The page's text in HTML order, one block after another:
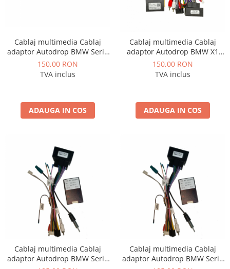
Porsche
Ssangyong
Daihatsu
Rame adaptoare Iveco
Rame adaptoare Smart
Rame adaptoare Land Rover
Cablaj multimedia Cablaj
adaptor Autodrop BMW Seria
3 E90, E91, E92 pentru
Navigatii multimedia
150,00 RON
TVA inclus
ADAUGA IN COS
Cablaj multimedia Cablaj
adaptor Autodrop BMW X1
E84 (2010-2015) pentru
Navigații multimedia Android
150,00 RON
TVA inclus
ADAUGA IN COS
Cablaj multimedia Cablaj
adaptor Autodrop BMW Seria
Cablaj multimedia Cablaj
adaptor Autodrop BMW Seria